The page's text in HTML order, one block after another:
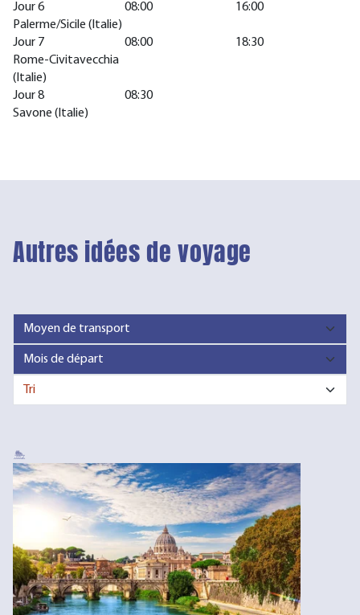
Jour 6
Palerme/Sicile (Italie)
08:00 16:00
Jour 7
Rome-Civitavecchia
(Italie)
08:00 18:30
Jour 8
Savone (Italie)
08:30
Autres idées de voyage